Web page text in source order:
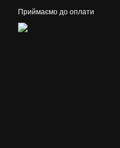
Приймаємо до оплати